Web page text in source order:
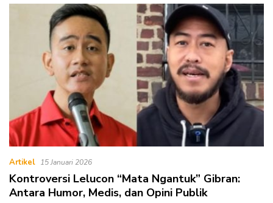
Artikel 15 Januari 2026
Kontroversi Lelucon “Mata Ngantuk” Gibran:
Antara Humor, Medis, dan Opini Publik